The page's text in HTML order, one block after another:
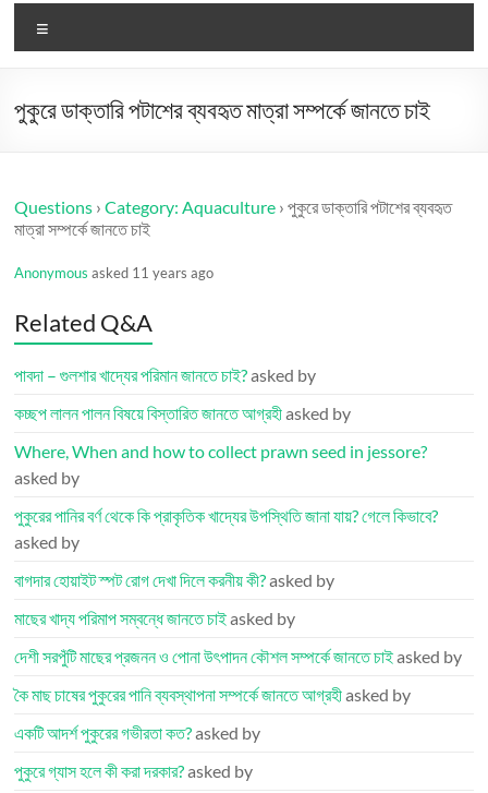
পুকুরে ডাক্তারি পটাশের ব্যবহৃত মাত্রা সম্পর্কে জানতে চাই
Questions ›Category: Aquaculture ›পুকুরে ডাক্তারি পটাশের ব্যবহৃত
মাত্রা সম্পর্কে জানতে চাই
Anonymous asked 11 years ago
Related Q&A
পাবদা – গুলশার খাদ্যের পরিমান জানতে চাই?asked by
কচ্ছপ লালন পালন বিষয়ে বিস্তারিত জানতে আগ্রহীasked by
Where, When and how to collect prawn seed in jessore?
asked by
পুকুরের পানির বর্ণ থেকে কি প্রাকৃতিক খাদ্যের উপস্থিতি জানা যায়? গেলে কিভাবে?
asked by
বাগদার হোয়াইট স্পট রোগ দেখা দিলে করনীয় কী?asked by
মাছের খাদ্য পরিমাপ সম্বন্ধে জানতে চাইasked by
দেশী সরপুঁটি মাছের প্রজনন ও পোনা উৎপাদন কৌশল সম্পর্কে জানতে চাইasked by
কৈ মাছ চাষের পুকুরের পানি ব্যবস্থাপনা সম্পর্কে জানতে আগ্রহীasked by
একটি আদর্শ পুকুরের গভীরতা কত?asked by
পুকুরে গ্যাস হলে কী করা দরকার?asked by